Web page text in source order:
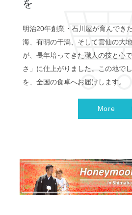
を
明治20年創業・石川屋が育んでき
海、有明の干潟、そして雲仙の大
が、長年培ってきた職人の技と心
さ」に仕上がりました。この地で
を、全国の食卓へお届けします。
More